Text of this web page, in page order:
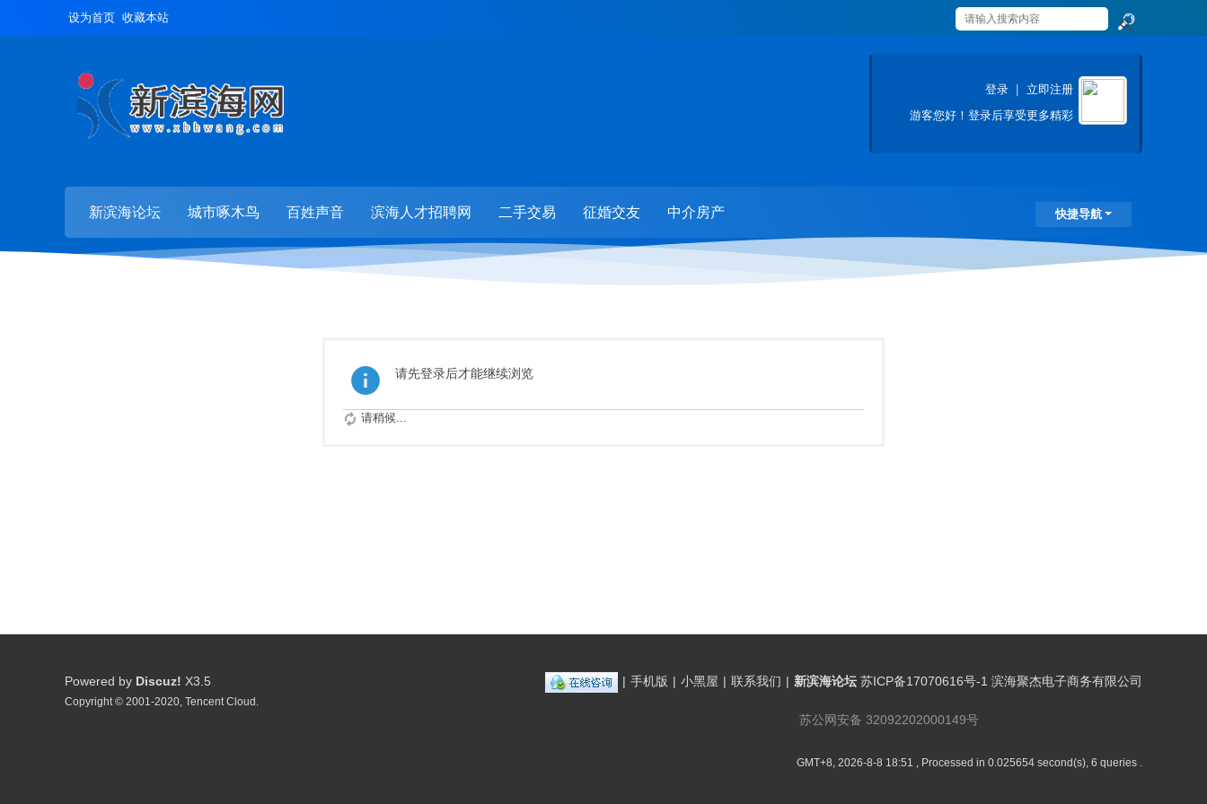
设为首页 收藏本站
索
登录
立即注册
游客您好！登录后享受更多精彩
快捷导航
新滨海论坛 城市啄木鸟 百姓声音 滨海人才招聘网 二手交易 征婚交友 中介房产
请先登录后才能继续浏览
请稍候...
| 手机版 | 小黑屋 | 联系我们 | 新滨海论坛 苏ICP备17070616号-1 滨海聚杰电子商务有限公司
苏公网安备 32092202000149号
GMT+8, 2026-8-8 18:51 , Processed in 0.025654 second(s), 6 queries .
Powered by Discuz! X3.5
Copyright © 2001-2020, Tencent Cloud.